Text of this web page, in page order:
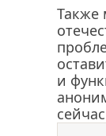
Также
и
сейчас